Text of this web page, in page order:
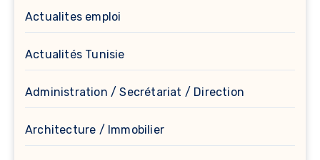
Actualites emploi
Actualités Tunisie
Administration / Secrétariat / Direction
Architecture / Immobilier